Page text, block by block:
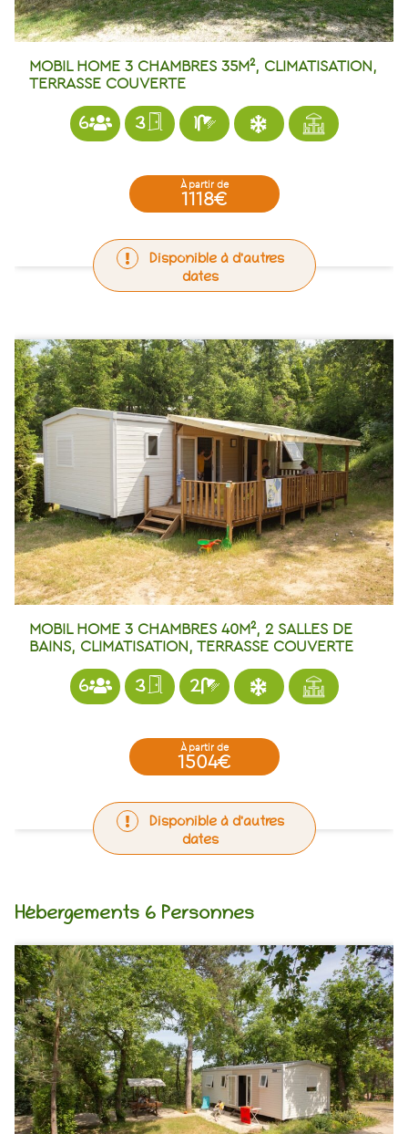
MOBIL HOME 3 CHAMBRES 40M², 2 SALLES DE
BAINS, CLIMATISATION, TERRASSE COUVERTE
6 3 2
Disponible à d'autres
dates
à partir de
1504€
MOBIL HOME 3 CHAMBRES 35M², CLIMATISATION,
TERRASSE COUVERTE
6 3 1
Disponible à d'autres
dates
à partir de
1118€
Hébergements 6 Personnes